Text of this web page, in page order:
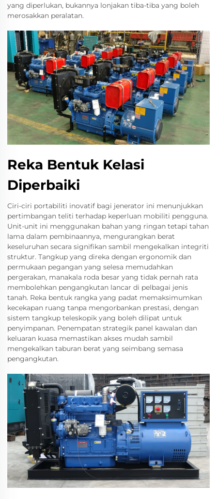
yang diperlukan, bukannya lonjakan tiba-tiba yang boleh
merosakkan peralatan.
Reka Bentuk Kelasi
Diperbaiki
Ciri-ciri portabiliti inovatif bagi jenerator ini menunjukkan
pertimbangan teliti terhadap keperluan mobiliti pengguna.
Unit-unit ini menggunakan bahan yang ringan tetapi tahan
lama dalam pembinaannya, mengurangkan berat
keseluruhan secara signifikan sambil mengekalkan integriti
struktur. Tangkup yang direka dengan ergonomik dan
permukaan pegangan yang selesa memudahkan
pergerakan, manakala roda besar yang tidak pernah rata
membolehkan pengangkutan lancar di pelbagai jenis
tanah. Reka bentuk rangka yang padat memaksimumkan
kecekapan ruang tanpa mengorbankan prestasi, dengan
sistem tangkup teleskopik yang boleh dilipat untuk
penyimpanan. Penempatan strategik panel kawalan dan
keluaran kuasa memastikan akses mudah sambil
mengekalkan taburan berat yang seimbang semasa
pengangkutan.